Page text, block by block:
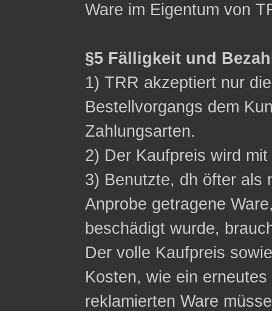
Ware im Eigentum von
§5 Fälligkeit und
1) TRR akzeptiert nur
Bestellvorgangs dem
Zahlungsarten.
2) Der Kaufpreis wird
3) Benutzte, dh öfter als
Anprobe getragene
beschädigt wurde,
Der volle Kaufpreis
Kosten, wie ein
reklamierten Ware